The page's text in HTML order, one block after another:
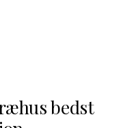
bedst